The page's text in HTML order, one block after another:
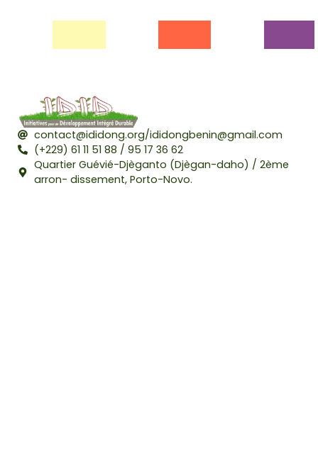
contact@ididong.org/ididongbenin@gmail.com
(+229) 61 11 51 88 / 95 17 36 62
Quartier Guévié-Djèganto (Djègan-daho) / 2ème
arron- dissement, Porto-Novo.